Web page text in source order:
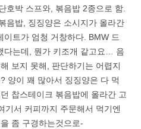
호박 스프와, 볶음밥 2종으로 함.
음밥, 징징양은 소시지가 올라간
트가 엄청 거창하다. BMW 드
다는데, 뭔가 키조개 같고요… 음
보지 못해, 판단하기는 어렵지
양이 꽤 많아서 징징양은 다 먹
찹스테이크 볶음밥에 올라간 고
기서 커피까지 주문해서 먹기엔
좀 구경하는것으로-